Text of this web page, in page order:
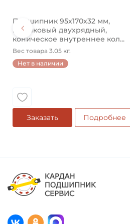
Подшипник 95х170х32 мм,
шариковый двухрядный,
коническое внутреннее кол...
Вес товара 3.05 кг.
Нет в наличии
Заказать Подробнее